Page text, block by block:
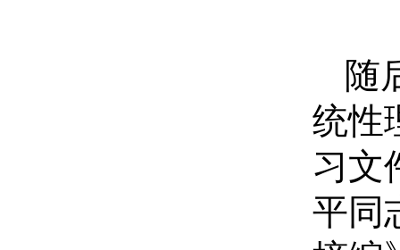
随
统性
习文
平同